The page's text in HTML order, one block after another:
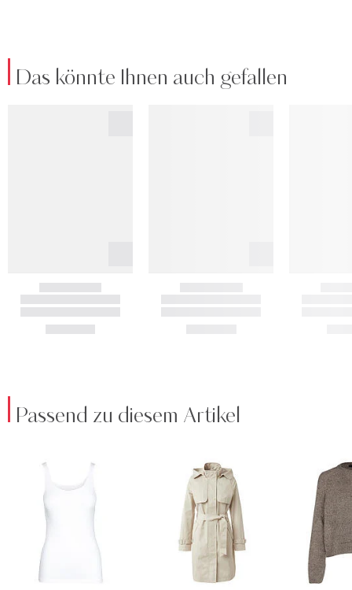
Das könnte Ihnen auch gefallen
Passend zu diesem Artikel